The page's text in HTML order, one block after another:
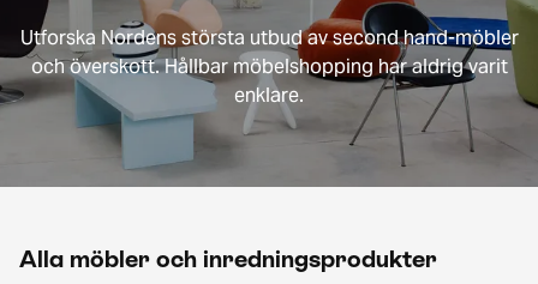
Utforska Nordens största utbud av second hand-möbler
och överskott. Hållbar möbelshopping har aldrig varit
enklare.
Alla möbler och inredningsprodukter